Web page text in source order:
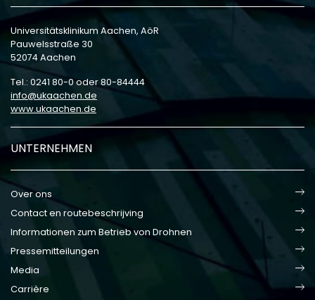
Universitätsklinikum Aachen, AöR
Pauwelsstraße 30
52074 Aachen
Tel.: 0241 80-0 oder 80-84444
info
ukaachen de
www.ukaachen.de
UNTERNEHMEN
Over ons
Contact en routebeschrijving
Informationen zum Betrieb von Drohnen
Pressemitteilungen
Media
Carrière